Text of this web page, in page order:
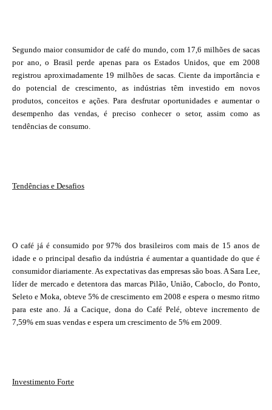
Segundo maior consumidor de café do mundo, com 17,6 milhões de sacas
por ano, o Brasil perde apenas para os Estados Unidos, que em 2008
registrou aproximadamente 19 milhões de sacas. Ciente da importância e
do potencial de crescimento, as indústrias têm investido em novos
produtos, conceitos e ações. Para desfrutar oportunidades e aumentar o
desempenho das vendas, é preciso conhecer o setor, assim como as
tendências de consumo.
Tendências e Desafios
O café já é consumido por 97% dos brasileiros com mais de 15 anos de
idade e o principal desafio da indústria é aumentar a quantidade do que é
consumidor diariamente. As expectativas das empresas são boas. A Sara Lee,
líder de mercado e detentora das marcas Pilão, União, Caboclo, do Ponto,
Seleto e Moka, obteve 5% de crescimento em 2008 e espera o mesmo ritmo
para este ano. Já a Cacique, dona do Café Pelé, obteve incremento de
7,59% em suas vendas e espera um crescimento de 5% em 2009.
Investimento Forte